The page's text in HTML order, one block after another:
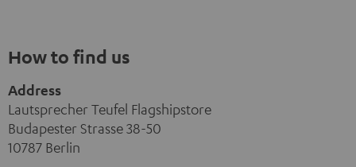
How to find us
Address
Lautsprecher Teufel Flagshipstore
Budapester Strasse 38-50
10787 Berlin